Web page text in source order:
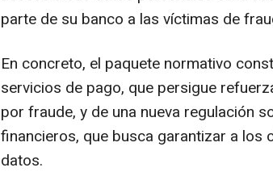
parte de su banco a las víctimas de
En concreto, el paquete normativo
servicios de pago, que persigue
por fraude, y de una nueva regulación
financieros, que busca garantizar a los
datos.